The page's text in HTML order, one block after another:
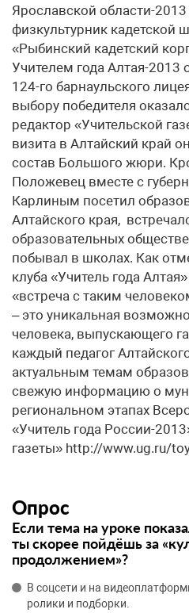
Ярославской области-
физкультурник кадетской
«Рыбинский кадетский
Учителем года Алтая-
124-го барнаульского
выбору победителя
редактор «Учительской
визита в Алтайский край
состав Большого жюри.
Положевец вместе с
Карлиным посетил
Алтайского края,
образовательных
побывал в школах. Как
клуба «Учитель года
«встреча с таким
– это уникальная
человека, выпускающего
каждый педагог
актуальным темам
свежую информацию о
региональном этапах
«Учитель года России-
газеты» http://www.ug.ru/
Опрос
Если тема на уроке
ты скорее пойдёшь за
продолжением»?
В соцсети и на
ролики и подборки.